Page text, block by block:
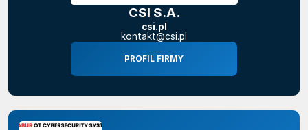
CSI S.A.
csi.pl
kontakt@csi.pl
PROFIL FIRMY